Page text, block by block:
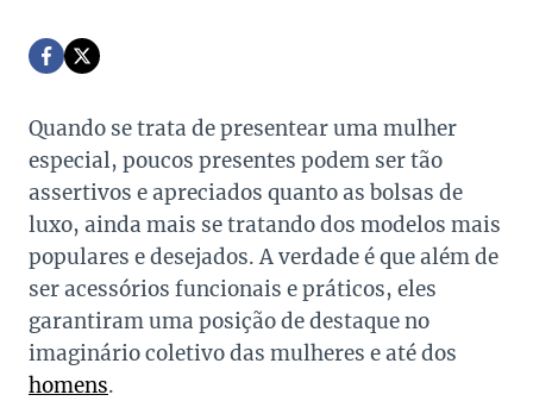
Quando se trata de presentear uma mulher
especial, poucos presentes podem ser tão
assertivos e apreciados quanto as bolsas de
luxo, ainda mais se tratando dos modelos mais
populares e desejados. A verdade é que além de
ser acessórios funcionais e práticos, eles
garantiram uma posição de destaque no
imaginário coletivo das mulheres e até dos
homens.